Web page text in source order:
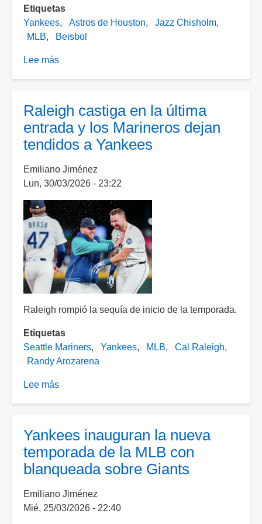
Etiquetas
Yankees
Astros de Houston
Jazz Chisholm
MLB
Beisbol
Lee más
Astros
y
ya
siete
victorias
en
fila
Raleigh castiga en la última
entrada y los Marineros dejan
tendidos a Yankees
Emiliano Jiménez
Lun, 30/03/2026 - 23:22
Raleigh rompió la sequía de inicio de la temporada.
Etiquetas
Seattle Mariners
Yankees MLB
Cal Raleigh
Randy Arozarena
Lee más
la
última
entrada
los
Marineros
Yankees inauguran la nueva
temporada de la MLB con
blanqueada sobre Giants
Emiliano Jiménez
Mié, 25/03/2026 - 22:40